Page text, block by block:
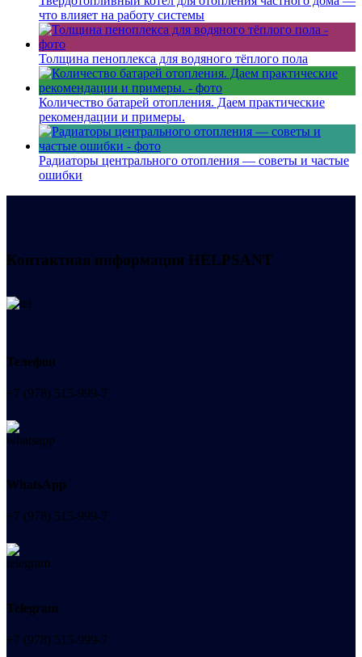
что влияет на работу системы
Толщина пеноплекса для водяного тёплого пола
Количество батарей отопления. Даем практические
рекомендации и примеры.
Радиаторы центрального отопления — советы и частые
ошибки
Контактная информация HELPSANT
Телефон
+7 (978) 515-999-7
WhatsApp
+7 (978) 515-999-7
Telegram
+7 (978) 515-999-7